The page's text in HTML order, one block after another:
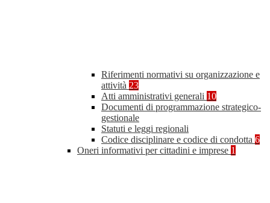
Riferimenti normativi su organizzazione e
attività 23
Atti amministrativi generali 10
Documenti di programmazione strategico-
gestionale
Statuti e leggi regionali
Codice disciplinare e codice di condotta 6
Oneri informativi per cittadini e imprese 1